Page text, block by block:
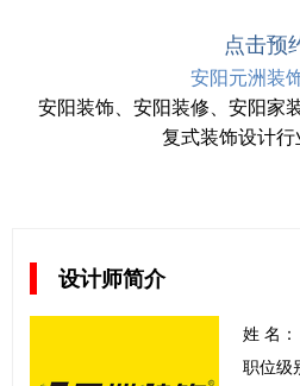
点击预
安阳元洲装
安阳装饰、安阳装修、安阳家
复式装饰设计
设计师简介
姓 名：
职位级